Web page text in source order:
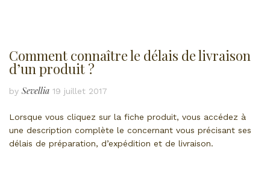
Comment connaître le délais de livraison
d’un produit ?
by Sevellia 19 juillet 2017
Lorsque vous cliquez sur la fiche produit, vous accédez à
une description complète le concernant vous précisant ses
délais de préparation, d’expédition et de livraison.